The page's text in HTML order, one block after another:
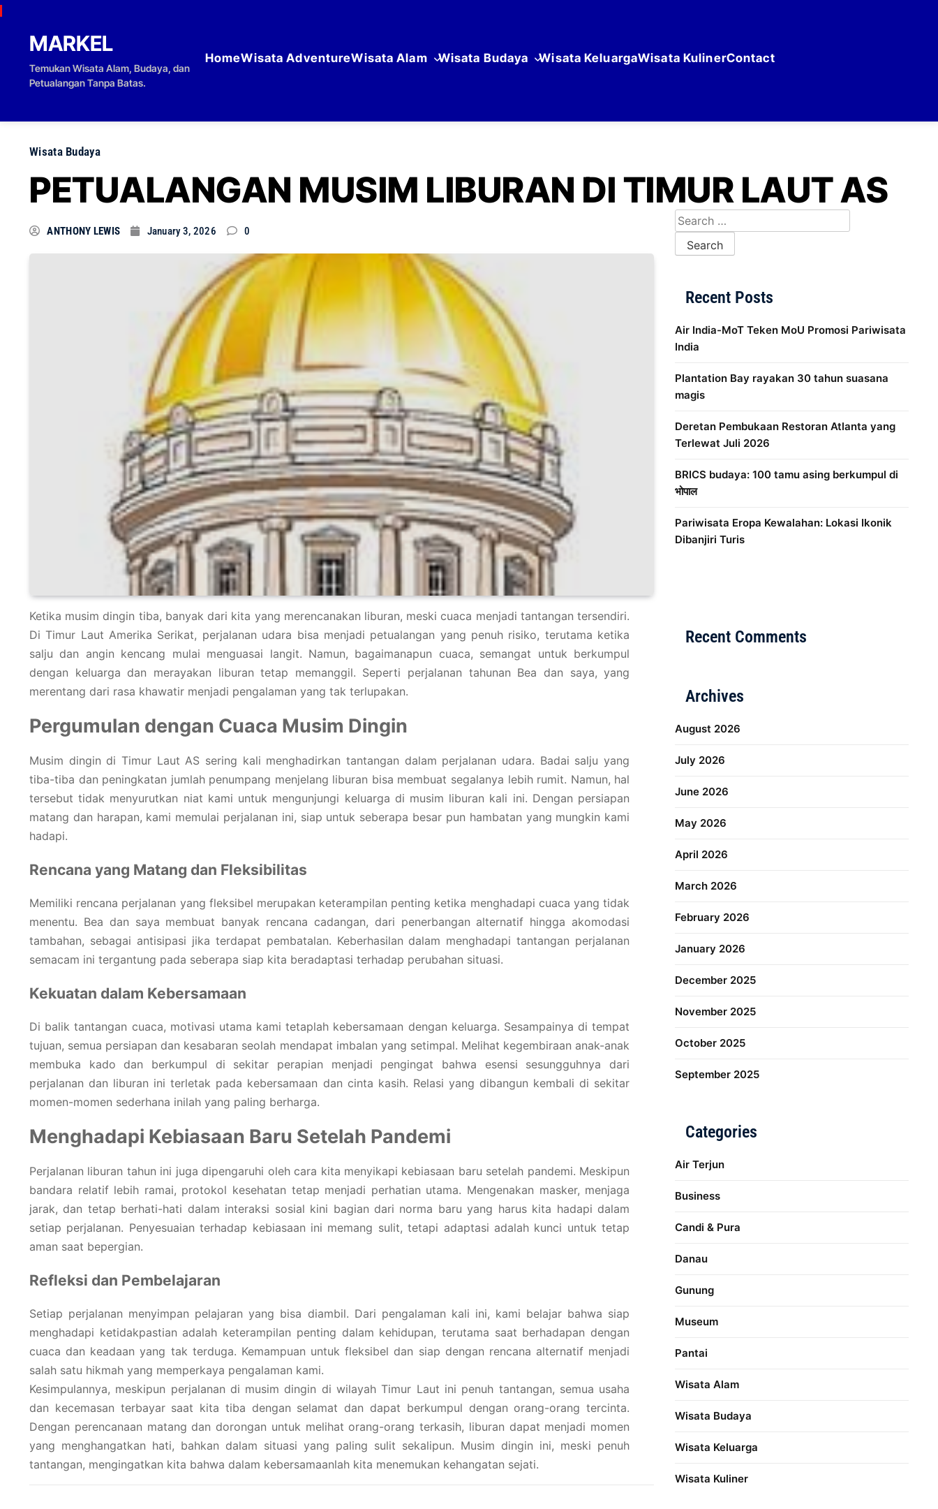
Skip to content
MARKEL
Temukan Wisata Alam, Budaya, dan
Petualangan Tanpa Batas.
HomeWisata AdventureWisata Alam Wisata Budaya Wisata KeluargaWisata KulinerContact
Wisata Budaya
PETUALANGAN MUSIM LIBURAN DI TIMUR LAUT AS
ANTHONY LEWIS January 3, 2026 0
Ketika musim dingin tiba, banyak dari kita yang merencanakan liburan, meski cuaca menjadi tantangan tersendiri.
Di Timur Laut Amerika Serikat, perjalanan udara bisa menjadi petualangan yang penuh risiko, terutama ketika
salju dan angin kencang mulai menguasai langit. Namun, bagaimanapun cuaca, semangat untuk berkumpul
dengan keluarga dan merayakan liburan tetap memanggil. Seperti perjalanan tahunan Bea dan saya, yang
merentang dari rasa khawatir menjadi pengalaman yang tak terlupakan.
Pergumulan dengan Cuaca Musim Dingin
Musim dingin di Timur Laut AS sering kali menghadirkan tantangan dalam perjalanan udara. Badai salju yang
tiba-tiba dan peningkatan jumlah penumpang menjelang liburan bisa membuat segalanya lebih rumit. Namun, hal
tersebut tidak menyurutkan niat kami untuk mengunjungi keluarga di musim liburan kali ini. Dengan persiapan
matang dan harapan, kami memulai perjalanan ini, siap untuk seberapa besar pun hambatan yang mungkin kami
hadapi.
Rencana yang Matang dan Fleksibilitas
Memiliki rencana perjalanan yang fleksibel merupakan keterampilan penting ketika menghadapi cuaca yang tidak
menentu. Bea dan saya membuat banyak rencana cadangan, dari penerbangan alternatif hingga akomodasi
tambahan, sebagai antisipasi jika terdapat pembatalan. Keberhasilan dalam menghadapi tantangan perjalanan
semacam ini tergantung pada seberapa siap kita beradaptasi terhadap perubahan situasi.
Kekuatan dalam Kebersamaan
Di balik tantangan cuaca, motivasi utama kami tetaplah kebersamaan dengan keluarga. Sesampainya di tempat
tujuan, semua persiapan dan kesabaran seolah mendapat imbalan yang setimpal. Melihat kegembiraan anak-anak
membuka kado dan berkumpul di sekitar perapian menjadi pengingat bahwa esensi sesungguhnya dari
perjalanan dan liburan ini terletak pada kebersamaan dan cinta kasih. Relasi yang dibangun kembali di sekitar
momen-momen sederhana inilah yang paling berharga.
Menghadapi Kebiasaan Baru Setelah Pandemi
Perjalanan liburan tahun ini juga dipengaruhi oleh cara kita menyikapi kebiasaan baru setelah pandemi. Meskipun
bandara relatif lebih ramai, protokol kesehatan tetap menjadi perhatian utama. Mengenakan masker, menjaga
jarak, dan tetap berhati-hati dalam interaksi sosial kini bagian dari norma baru yang harus kita hadapi dalam
setiap perjalanan. Penyesuaian terhadap kebiasaan ini memang sulit, tetapi adaptasi adalah kunci untuk tetap
aman saat bepergian.
Refleksi dan Pembelajaran
Setiap perjalanan menyimpan pelajaran yang bisa diambil. Dari pengalaman kali ini, kami belajar bahwa siap
menghadapi ketidakpastian adalah keterampilan penting dalam kehidupan, terutama saat berhadapan dengan
cuaca dan keadaan yang tak terduga. Kemampuan untuk fleksibel dan siap dengan rencana alternatif menjadi
salah satu hikmah yang memperkaya pengalaman kami.
Kesimpulannya, meskipun perjalanan di musim dingin di wilayah Timur Laut ini penuh tantangan, semua usaha
dan kecemasan terbayar saat kita tiba dengan selamat dan dapat berkumpul dengan orang-orang tercinta.
Dengan perencanaan matang dan dorongan untuk melihat orang-orang terkasih, liburan dapat menjadi momen
yang menghangatkan hati, bahkan dalam situasi yang paling sulit sekalipun. Musim dingin ini, meski penuh
tantangan, mengingatkan kita bahwa dalam kebersamaanlah kita menemukan kehangatan sejati.
Search for:
Recent Posts
Air India-MoT Teken MoU Promosi Pariwisata
India
Plantation Bay rayakan 30 tahun suasana
magis
Deretan Pembukaan Restoran Atlanta yang
Terlewat Juli 2026
BRICS budaya: 100 tamu asing berkumpul di
भोपाल
Pariwisata Eropa Kewalahan: Lokasi Ikonik
Dibanjiri Turis
Recent Comments
Archives
August 2026
July 2026
June 2026
May 2026
April 2026
March 2026
February 2026
January 2026
December 2025
November 2025
October 2025
September 2025
Categories
Air Terjun
Business
Candi & Pura
Danau
Gunung
Museum
Pantai
Wisata Alam
Wisata Budaya
Wisata Keluarga
Wisata Kuliner